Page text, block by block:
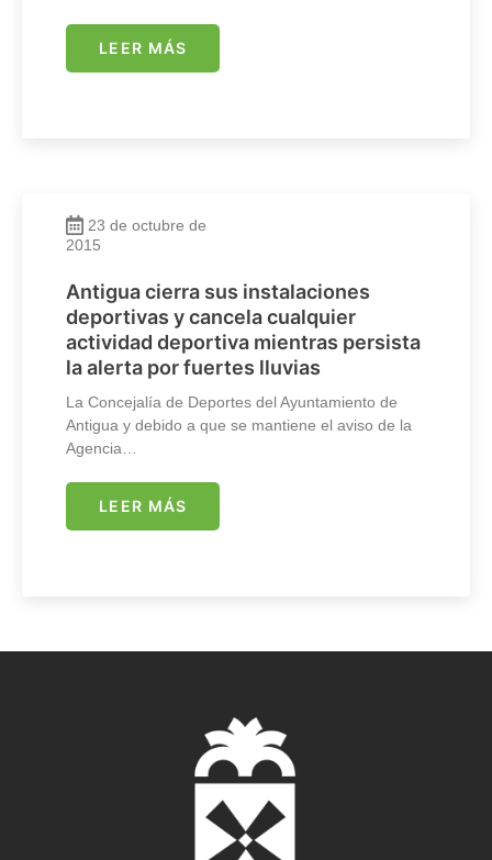
LEER MÁS
23 de octubre de
2015
Antigua cierra sus instalaciones
deportivas y cancela cualquier
actividad deportiva mientras persista
la alerta por fuertes lluvias
La Concejalía de Deportes del Ayuntamiento de
Antigua y debido a que se mantiene el aviso de la
Agencia…
LEER MÁS